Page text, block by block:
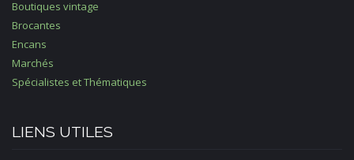
Boutiques vintage
Brocantes
Encans
Marchés
Spécialistes et Thématiques
LIENS UTILES